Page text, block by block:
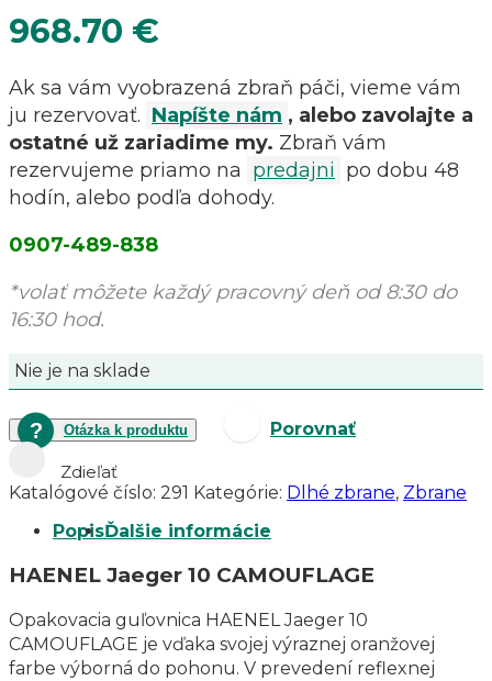
968.70 €
Ak sa vám vyobrazená zbraň páči, vieme vám
ju rezervovať. Napíšte nám , alebo zavolajte a
ostatné už zariadime my. Zbraň vám
rezervujeme priamo na predajni po dobu 48
hodín, alebo podľa dohody.
0907-489-838
*volať môžete každý pracovný deň od 8:30 do
16:30 hod.
Nie je na sklade
Otázka k produktu Porovnať
Zdieľať
Katalógové číslo: 291 Kategórie: Dlhé zbrane, Zbrane
PopisĎalšie informácie
HAENEL Jaeger 10 CAMOUFLAGE
Opakovacia guľovnica HAENEL Jaeger 10
CAMOUFLAGE je vďaka svojej výraznej oranžovej
farbe výborná do pohonu. V prevedení reflexnej